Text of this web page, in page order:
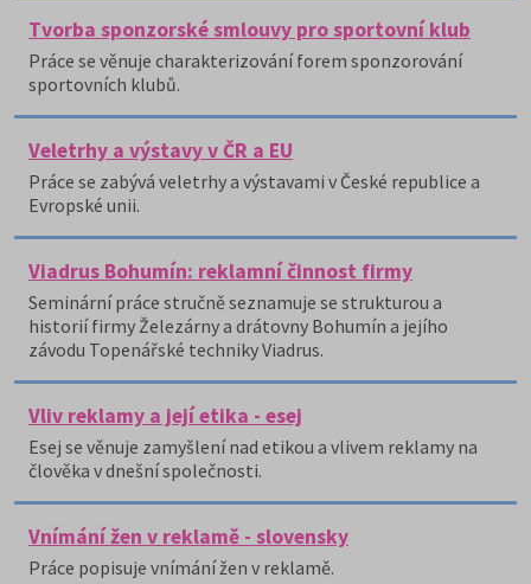
Tvorba sponzorské smlouvy pro sportovní klub
Práce se věnuje charakterizování forem sponzorování
sportovních klubů.
Veletrhy a výstavy v ČR a EU
Práce se zabývá veletrhy a výstavami v České republice a
Evropské unii.
Viadrus Bohumín: reklamní činnost firmy
Seminární práce stručně seznamuje se strukturou a
historií firmy Železárny a drátovny Bohumín a jejího
závodu Topenářské techniky Viadrus.
Vliv reklamy a její etika - esej
Esej se věnuje zamyšlení nad etikou a vlivem reklamy na
člověka v dnešní společnosti.
Vnímání žen v reklamě - slovensky
Práce popisuje vnímání žen v reklamě.